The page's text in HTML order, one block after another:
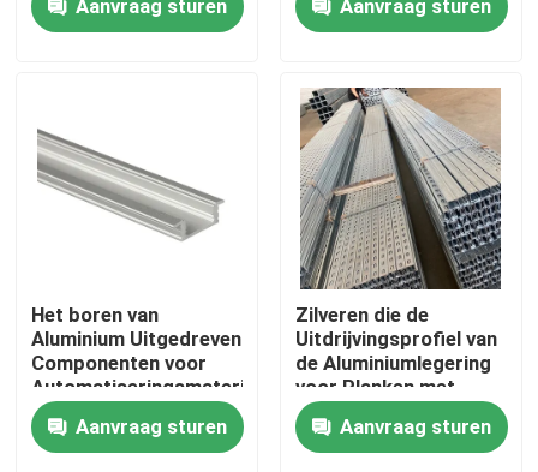
Producten
Videos
Fabrieksreis
Kwaliteitscontrole
Aanvraag sturen
Aangepast Gebruik
keurt MOQ goed
Aanvraag sturen
Het boren van
Aluminium Uitgedreven
Componenten voor
Automatiseringsmateriaal
Aanvraag sturen
Zilveren die de
Uitdrijvingsprofiel van
de Aluminiumlegering
voor Planken met
Veelvoudige Kleuren
wordt opgepoetst
Aanvraag sturen